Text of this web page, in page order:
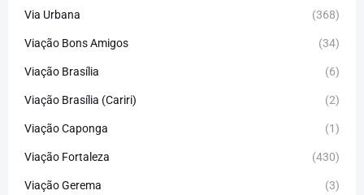
Via Urbana (368)
Viação Bons Amigos (34)
Viação Brasília (6)
Viação Brasília (Cariri) (2)
Viação Caponga (1)
Viação Fortaleza (430)
Viação Gerema (3)